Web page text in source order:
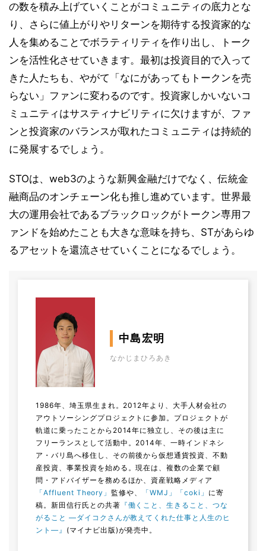
の数を積み上げていくことがコミュニティの底力とな
り、さらに値上がりやリターンを期待する投資家的な
人を集めることでボラティリティを作り出し、トーク
ンを活性化させていきます。最初は投資目的で入って
きた人たちも、やがて「なにがあってもトークンを売
らない」ファンに変わるのです。投資家しかいないコ
ミュニティはサスティナビリティに欠けますが、ファ
ンと投資家のバランスが取れたコミュニティは持続的
に発展するでしょう。
STOは、web3のような新興金融だけでなく、伝統金
融商品のオンチェーン化も推し進めています。世界最
大の運用会社であるブラックロックがトークン専用フ
ァンドを始めたことも大きな意味を持ち、STがあらゆ
るアセットを還流させていくことになるでしょう。
中島宏明
なかじまひろあき
1986年、埼玉県生まれ。2012年より、大手人材会社の
アウトソーシングプロジェクトに参加。プロジェクトが
軌道に乗ったことから2014年に独立し、その後は主に
フリーランスとして活動中。2014年、一時インドネシ
ア・バリ島へ移住し、その前後から仮想通貨投資、不動
産投資、事業投資を始める。現在は、複数の企業で顧
問・アドバイザーを務めるほか、資産戦略メディア
「Affluent Theory」 監修や、 「WMJ」 「coki」 に寄
稿。新田信行氏との共著 『働くこと、生きること、つな
がること ―ダイコクさんが教えてくれた仕事と人生のヒ
ント―』 (マイナビ出版)が発売中。